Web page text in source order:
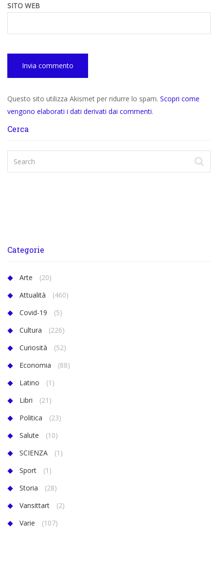
SITO WEB
Questo sito utilizza Akismet per ridurre lo spam. Scopri come
vengono elaborati i dati derivati dai commenti.
Cerca
Categorie
Arte
(20)
Attualità
(460)
Covid-19
(5)
Cultura
(226)
Curiosità
(52)
Economia
(88)
Latino
(1)
Libri
(21)
Politica
(23)
Salute
(10)
SCIENZA
(1)
Sport
(1)
Storia
(28)
Vansittart
(2)
Varie
(107)